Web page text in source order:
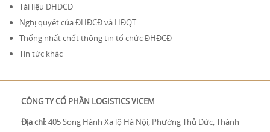
Tài liệu ĐHĐCĐ
Nghị quyết của ĐHĐCĐ và HĐQT
Thống nhất chốt thông tin tổ chức ĐHĐCĐ
Tin tức khác
CÔNG TY CỔ PHẦN LOGISTICS VICEM
Địa chỉ:405 Song Hành Xa lộ Hà Nội, Phường Thủ Đức, Thành